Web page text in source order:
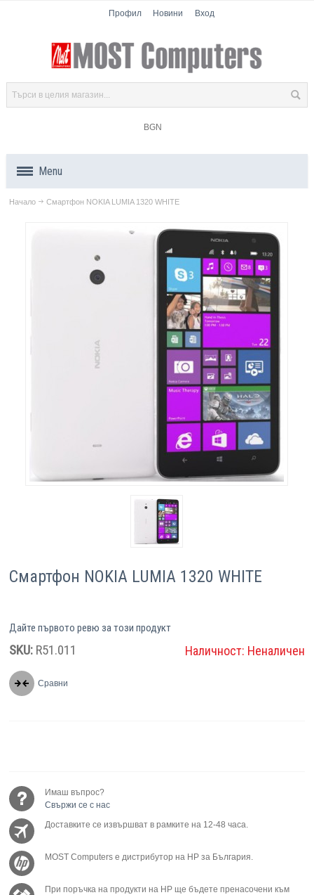
Профил Новини Вход
BGN
Menu
Продукти
Аксесоари
Начало Смартфон NOKIA LUMIA 1320 WHITE
Смартфон NOKIA LUMIA 1320 WHITE
Дайте първото ревю за този продукт
SKU: R51.011 Наличност: Неналичен
Сравни
Имаш въпрос?
Свържи се с нас
Доставките се извършват в рамките на 12-48 часа.
MOST Computers е дистрибутор на HP за България.
При поръчка на продукти на HP ще бъдете пренасочени към